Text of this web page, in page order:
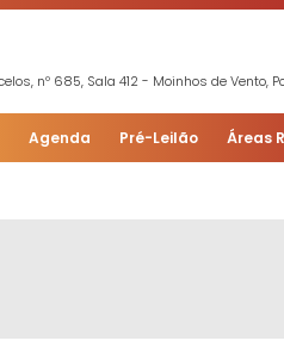
nº 685, Sala 412 - Moinhos de Vento,
Agenda Pré-Leilão Áreas